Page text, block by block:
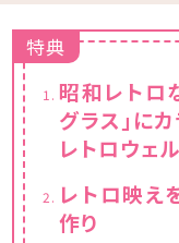
特典
昭和レトロ
グラス」に
レトロウェ
お好きなドリ
※小学生以上
レトロ映え
作り